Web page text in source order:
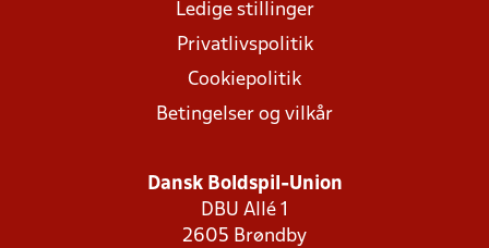
Ledige stillinger
Privatlivspolitik
Cookiepolitik
Betingelser og vilkår
Dansk Boldspil-Union
DBU Allé 1
2605 Brøndby